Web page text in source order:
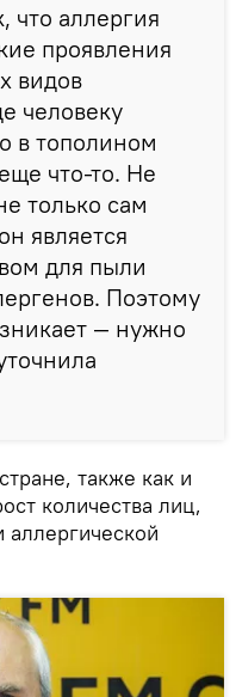
что аллергия
проявления
видов
человеку
в тополином
что-то. Не
только сам
является
для пыли
Поэтому
— нужно
также как и
количества лиц,